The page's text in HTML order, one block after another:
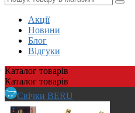
Акції
Новини
Блог
Відгуки
Каталог товарів
Каталог товарів
Свічки BERU